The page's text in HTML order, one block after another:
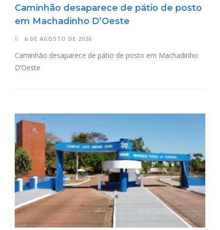
Caminhão desaparece de pátio de posto
em Machadinho D’Oeste
6 DE AGOSTO DE 2026
Caminhão desaparece de pátio de posto em Machadinho
D’Oeste